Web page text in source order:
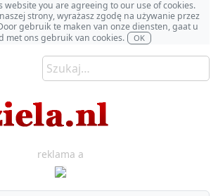
website you are agreeing to our use of cookies.
strony, wyrażasz zgodę na używanie przez
gebruik te maken van onze diensten, gaat u
met ons gebruik van cookies.
OK
reklama a